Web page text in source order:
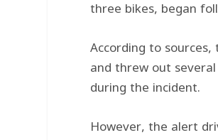
three bikes, began
According to
and threw out
during the incident.
However, the alert